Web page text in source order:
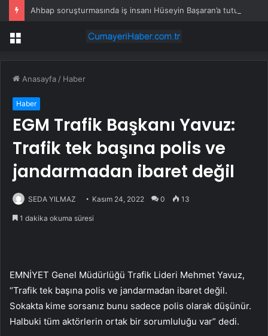
Menü
Anasayfa / Haber
Haber
EGM Trafik Başkanı Yavuz:
Trafik tek başına polis ve
jandarmadan ibaret değil
SEDA YILMAZ Kasım 24, 2022 0 13
1 dakika okuma süresi
EMNİYET Genel Müdürlüğü Trafik Lideri Mehmet Yavuz,
“Trafik tek başına polis ve jandarmadan ibaret değil.
Sokakta kime sorsanız bunu sadece polis olarak düşünür.
Halbuki tüm aktörlerin ortak bir sorumluluğu var” dedi.